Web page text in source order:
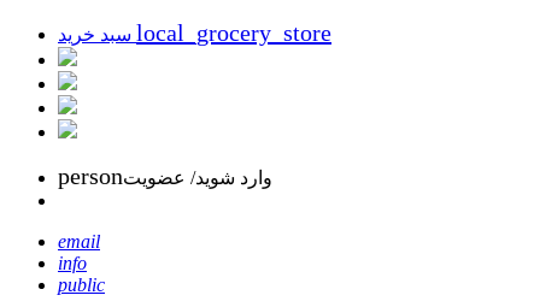
local_grocery_store
personوارد شوید/ عضویت
email
info
public